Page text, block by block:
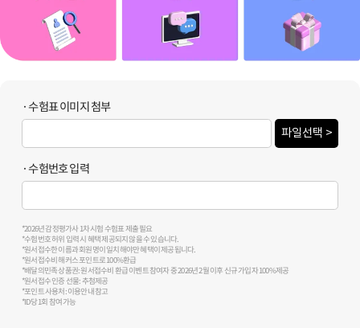
· 수험표 이미지 첨부
파일선택 >
· 수험번호 입력
*2026년 감정평가사 1차 시험 수험표 제출 필요
*수험번호 허위 입력 시 혜택 제공되지 않을 수 있습니다.
*원서접수한 이름과 회원명이 일치해야만 혜택이 제공됩니다.
*원서접수비 해커스 포인트로 100% 환급
*배달의민족 상품권: 원서접수비 환급 이벤트 참여자 중 2026년 2월 이후 신규 가입자 100% 제공
*원서접수 인증 선물: 추첨제공
*포인트 사용처: 이용안내 참고
*ID당 1회 참여 가능